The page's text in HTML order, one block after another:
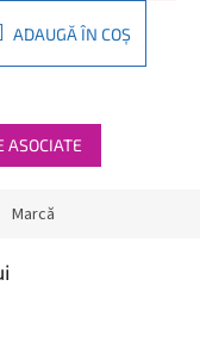
ADAUGĂ ÎN COŞ
ASOCIATE
Marcă